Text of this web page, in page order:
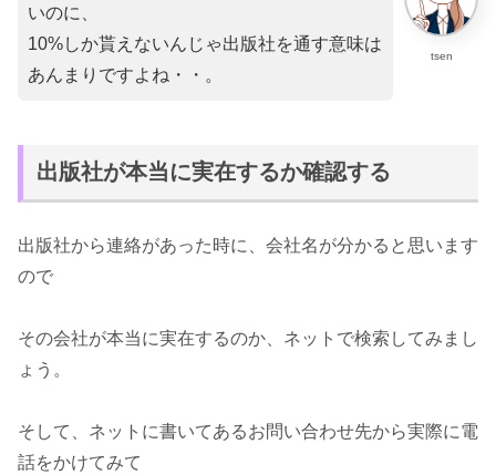
tsen
いのに、
10%しか貰えないんじゃ出版社を通す意味は
あんまりですよね・・。
出版社が本当に実在するか確認する
出版社から連絡があった時に、会社名が分かると思います
ので
その会社が本当に実在するのか、ネットで検索してみまし
ょう。
そして、ネットに書いてあるお問い合わせ先から実際に電
話をかけてみて